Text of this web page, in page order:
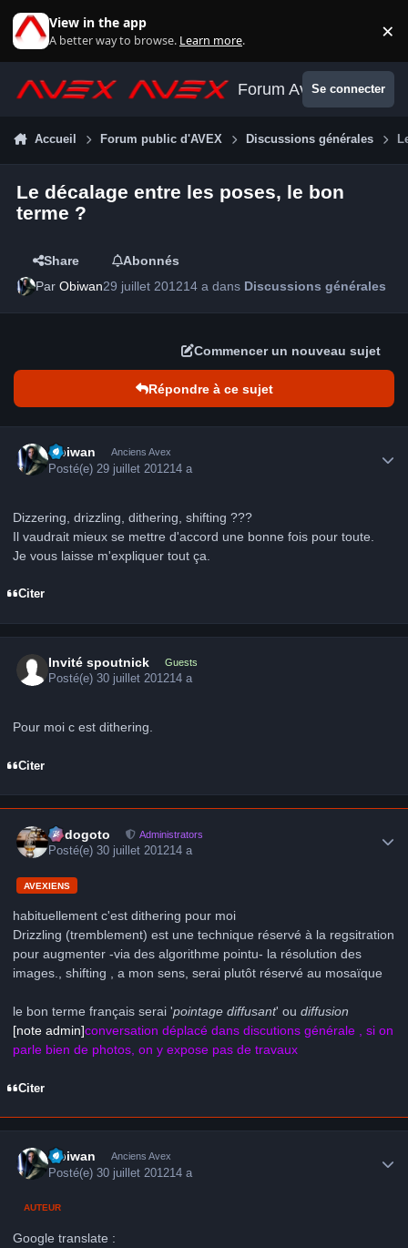
View in the app
A better way to browse. Learn more. ×
Forum AvexSe connecter
Accueil Forum public d'AVEX Discussions générales
Le décalage entre les poses, le bon
terme ?
Share
Abonnés
ParObiwan29 juillet 201214 a dans Discussions générales
Commencer un nouveau sujet
Répondre à ce sujet
Obiwan Anciens Avex
Posté(e) 29 juillet 201214 a
Dizzering, drizzling, dithering, shifting ???
Il vaudrait mieux se mettre d'accord une bonne fois pour toute.
Je vous laisse m'expliquer tout ça.
Citer
Invité spoutnick Guests
Posté(e)30 juillet 201214 a
Pour moi c est dithering.
Citer
frédogoto Administrators
Posté(e)30 juillet 201214 a
AVEXIENS
habituellement c'est dithering pour moi
Drizzling (tremblement) est une technique réservé à la regsitration
pour augmenter -via des algorithme pointu- la résolution des
images., shifting , a mon sens, serai plutôt réservé au mosaïque
le bon terme français serai 'pointage diffusant' ou diffusion
[note admin]conversation déplacé dans discutions générale , si on
parle bien de photos, on y expose pas de travaux
Citer
Obiwan Anciens Avex
Posté(e)30 juillet 201214 a
AUTEUR
Google translate :